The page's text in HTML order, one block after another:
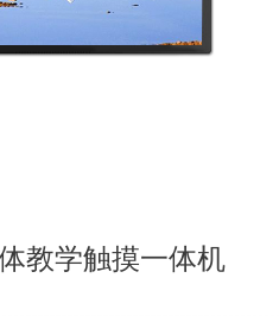
教学触摸一体机